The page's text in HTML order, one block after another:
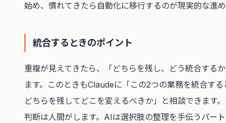
始め、慣れてきたら自動化に移行するのが現実的な進
統合するときのポイント
重複が見えてきたら、「どちらを残し、どう統合する
ます。このときもClaudeに「この2つの業務を統合す
どちらを残してどこを変えるべきか」と相談できます
判断は人間がします。AIは選択肢の整理を手伝うパー